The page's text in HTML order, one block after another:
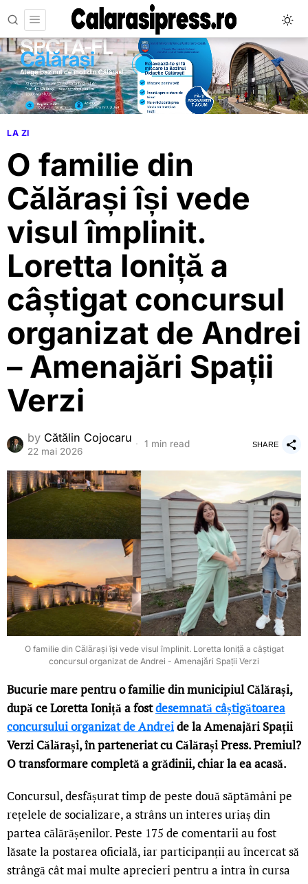
LA ZI
O familie din
Călărași își vede
visul împlinit.
Loretta Ioniță a
câștigat concursul
organizat de Andrei
– Amenajări Spații
Verzi
by Cătălin Cojocaru
22 mai 2026
1 min read SHARE
O familie din Călărași își vede visul împlinit. Loretta Ioniță a câștigat
concursul organizat de Andrei - Amenajări Spații Verzi
Bucurie mare pentru o familie din municipiul Călărași,
după ce Loretta Ioniță a fostdesemnată câștigătoarea
concursului organizat de Andreide la Amenajări Spații
Verzi Călărași, în parteneriat cu Călărași Press. Premiul?
O transformare completă a grădinii, chiar la ea acasă.
Concursul, desfășurat timp de peste două săptămâni pe
rețelele de socializare, a strâns un interes uriaș din
partea călărășenilor. Peste 175 de comentarii au fost
lăsate la postarea oficială, iar participanții au încercat să
strângă cât mai multe aprecieri pentru a intra în cursa